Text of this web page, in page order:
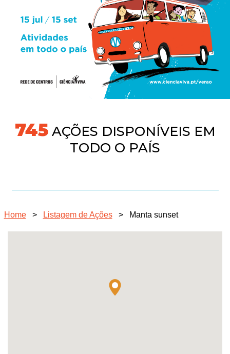
745AÇÕES DISPONÍVEIS EM
TODO O PAÍS
Home > Listagem de Ações > Manta sunset